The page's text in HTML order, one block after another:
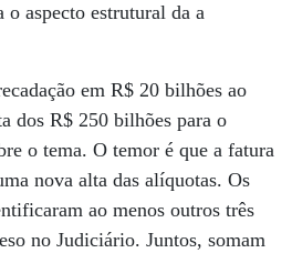
aspecto estrutural da a
em R$ 20 bilhões ao
dos R$ 250 bilhões para o
o tema. O temor é que a fatura
nova alta das alíquotas. Os
ao menos outros três
no Judiciário. Juntos, somam